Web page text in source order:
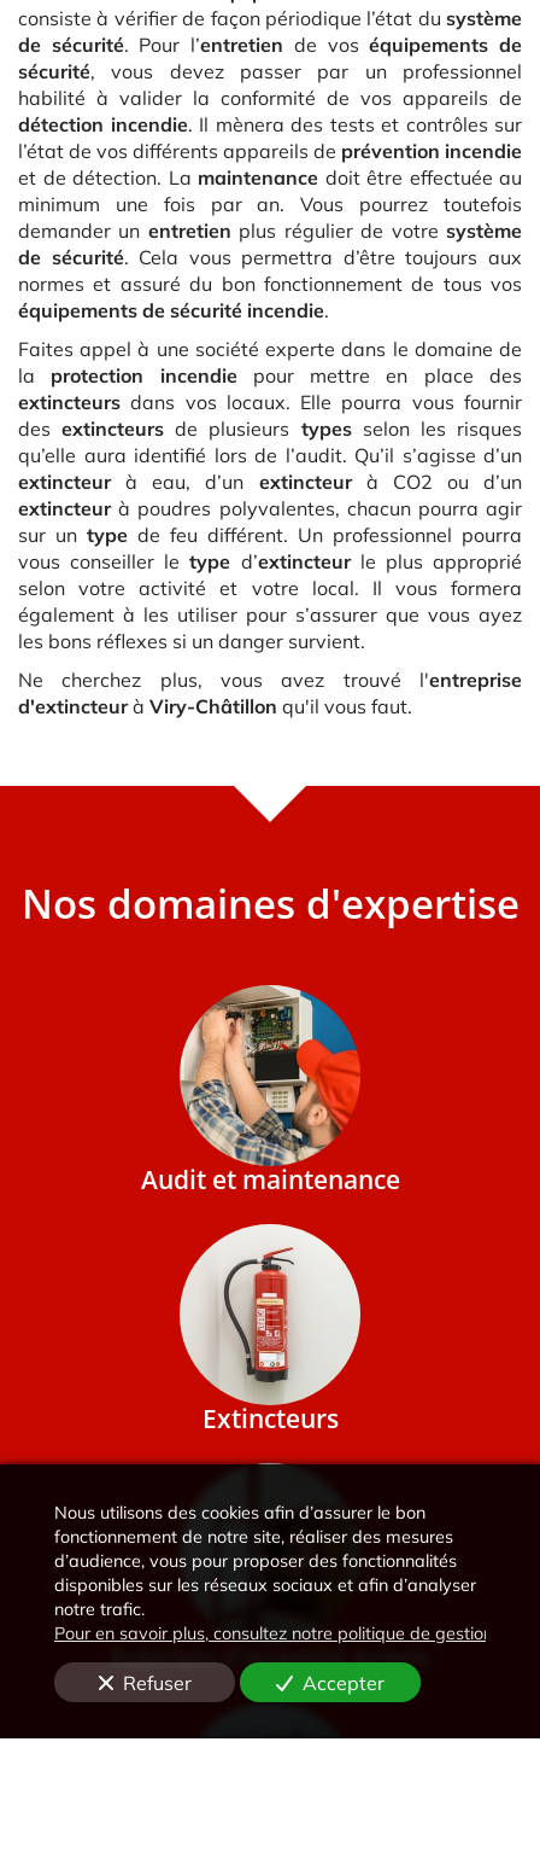
consiste à vérifier de façon périodique l’état du système
de sécurité. Pour l’entretien de voséquipements de
sécurité, vous devez passer par un professionnel
habilité à valider la conformité de vos appareils de
détection incendie. Il mènera des tests et contrôles sur
l’état de vos différents appareils de prévention incendie
et de détection. La maintenance doit être effectuée au
minimum une fois par an. Vous pourrez toutefois
demander un entretien plus régulier de votresystème
de sécurité. Cela vous permettra d’être toujours aux
normes et assuré du bon fonctionnement de tous vos
équipements de sécurité incendie.
Faites appel à une société experte dans le domaine de
la protection incendiepour mettre en place des
extincteurs dans vos locaux. Elle pourra vous fournir
desextincteurs de plusieurs typesselon les risques
qu’elle aura identifié lors de l’audit. Qu’il s’agisse d’un
extincteurà eau, d’un extincteurà CO2 ou d’un
extincteurà poudres polyvalentes, chacun pourra agir
sur un type de feu différent. Un professionnel pourra
vous conseiller letype d’extincteurle plus approprié
selon votre activité et votre local. Il vous formera
également à les utiliser pour s’assurer que vous ayez
les bons réflexes si un danger survient.
Ne cherchez plus, vous avez trouvé l'entreprise
d'extincteurà Viry-Châtillon qu'il vous faut.
Nos domaines d'expertise
Audit et maintenance
Extincteurs
Robinets d'Incendie Armés
Nous utilisons des cookies afin d’assurer le bon
fonctionnement de notre site, réaliser des mesures
d’audience, vous pour proposer des fonctionnalités
disponibles sur les réseaux sociaux et afin d’analyser
notre trafic.
Pour en savoir plus, consultez notre politique de gestion des
Refuser Accepter